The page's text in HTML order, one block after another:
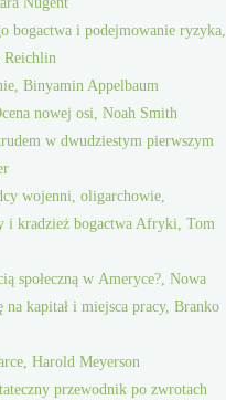
bogactwa i podejmowanie ryzyka,
Reichlin
Binyamin Appelbaum
nowej osi, Noah Smith
w dwudziestym pierwszym
wojenni, oligarchowie,
i kradzież bogactwa Afryki, Tom
społeczną w Ameryce?, Nowa
na kapitał i miejsca pracy, Branko
Harold Meyerson
przewodnik po zwrotach